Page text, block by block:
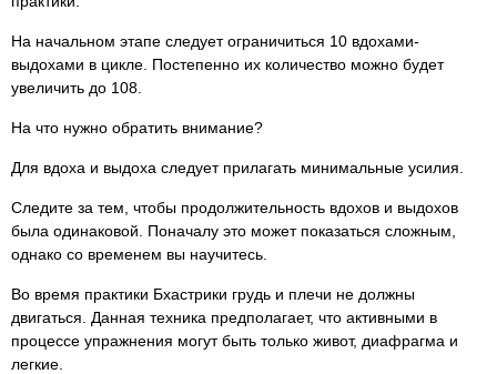
На начальном этапе следует ограничиться 10 вдохами-
выдохами в цикле. Постепенно их количество можно будет
увеличить до 108.
На что нужно обратить внимание?
Для вдоха и выдоха следует прилагать минимальные усилия.
Следите за тем, чтобы продолжительность вдохов и выдохов
была одинаковой. Поначалу это может показаться сложным,
однако со временем вы научитесь.
Во время практики Бхастрики грудь и плечи не должны
двигаться. Данная техника предполагает, что активными в
процессе упражнения могут быть только живот, диафрагма и
легкие.